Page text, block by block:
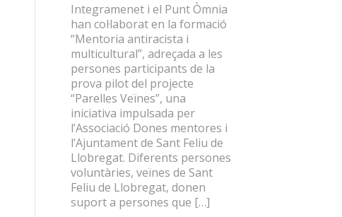
Integramenet i el Punt Òmnia
han col·laborat en la formació
“Mentoria antiracista i
multicultural”, adreçada a les
persones participants de la
prova pilot del projecte
“Parelles Veïnes”, una
iniciativa impulsada per
l’Associació Dones mentores i
l’Ajuntament de Sant Feliu de
Llobregat. Diferents persones
voluntàries, veïnes de Sant
Feliu de Llobregat, donen
suport a persones que […]